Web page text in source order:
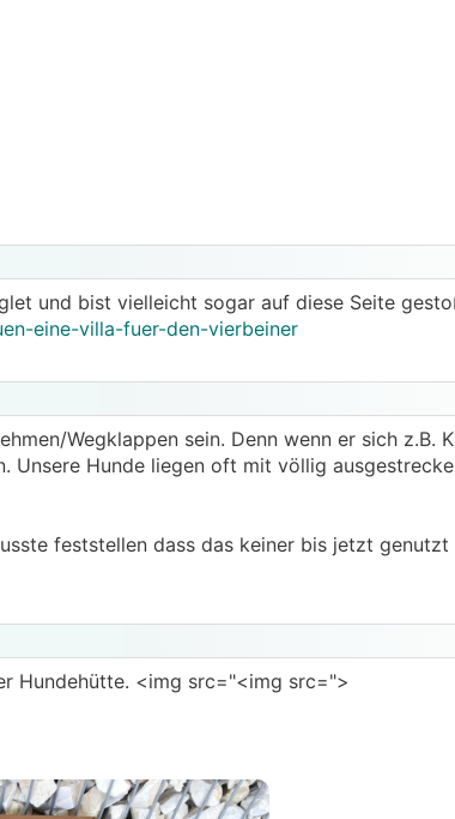
und bist vielleicht sogar auf diese Seite
eine-villa-fuer-den-vierbeiner
Wegklappen sein. Denn wenn er sich z.B.
Unsere Hunde liegen oft mit völlig
feststellen dass das keiner bis jetzt genutzt
Hundehütte. <img src="<img src=">